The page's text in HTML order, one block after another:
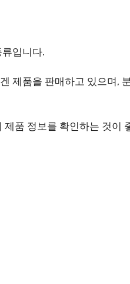
입니다.
제품을 판매하고 있으며,
품 정보를 확인하는 것이